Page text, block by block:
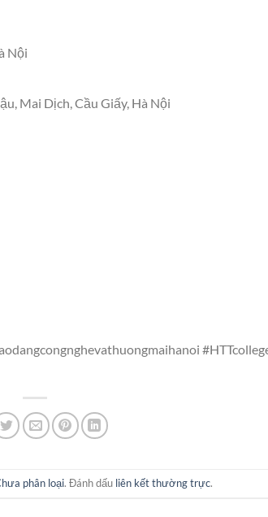
Nội
Mai Dịch, Cầu Giấy, Hà Nội
phân loại. Đánh dấu liên kết thường trực.